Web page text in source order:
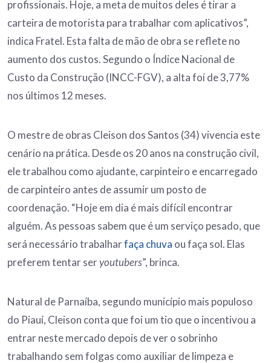
profissionais. Hoje, a meta de muitos deles é tirar a
carteira de motorista para trabalhar com aplicativos”,
indica Fratel. Esta falta de mão de obra se reflete no
aumento dos custos. Segundo o Índice Nacional de
Custo da Construção (INCC-FGV), a alta foi de 3,77%
nos últimos 12 meses.
O mestre de obras Cleison dos Santos (34) vivencia este
cenário na prática. Desde os 20 anos na construção civil,
ele trabalhou como ajudante, carpinteiro e encarregado
de carpinteiro antes de assumir um posto de
coordenação. “Hoje em dia é mais difícil encontrar
alguém. As pessoas sabem que é um serviço pesado, que
será necessário trabalharfaça chuva ou faça sol. Elas
preferem tentar seryoutubers”, brinca.
Natural de Parnaíba, segundo município mais populoso
do Piauí, Cleison conta que foi um tio que o incentivou a
entrar neste mercado depois de ver o sobrinho
trabalhando sem folgas como auxiliar de limpeza e